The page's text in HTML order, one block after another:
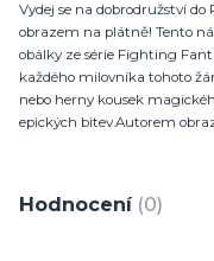
Vydej se na dobrodružství
obrazem na plátně! Tento
obálky ze série Fighting
každého milovníka tohoto
nebo herny kousek
epických bitev.Autorem
Hodnocení 0